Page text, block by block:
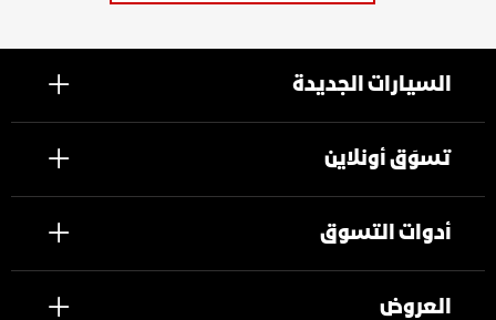
السيارات الجديدة
تسوَق أونلاين
أدوات التسوق
العروض